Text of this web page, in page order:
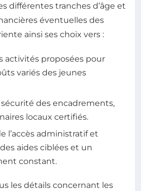
différentes tranches d’âge et
éventuelles des
ainsi ses choix vers :
activités proposées pour
variés des jeunes
des encadrements,
locaux certifiés.
l’accès administratif et
aides ciblées et un
constant.
les détails concernant les